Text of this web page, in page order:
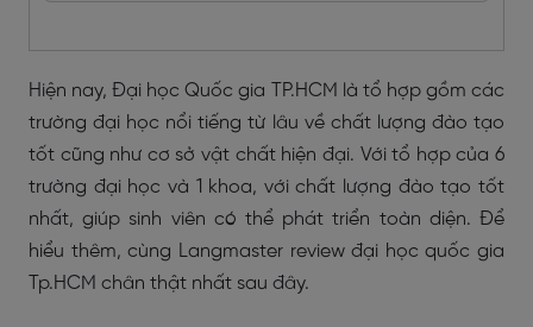
Hiện nay, Đại học Quốc gia TP.HCM là tổ hợp gồm các
trường đại học nổi tiếng từ lâu về chất lượng đào tạo
tốt cũng như cơ sở vật chất hiện đại. Với tổ hợp của 6
trường đại học và 1 khoa, với chất lượng đào tạo tốt
nhất, giúp sinh viên có thể phát triển toàn diện. Để
hiểu thêm, cùng Langmaster review đại học quốc gia
Tp.HCM chân thật nhất sau đây.